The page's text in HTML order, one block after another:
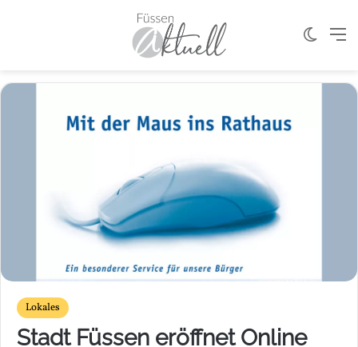
Skin
Lokales
Stadt Füssen eröffnet Online